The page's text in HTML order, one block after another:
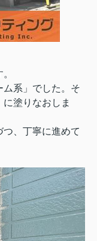
系」でした。そ
塗りなおしま
、丁寧に進めて